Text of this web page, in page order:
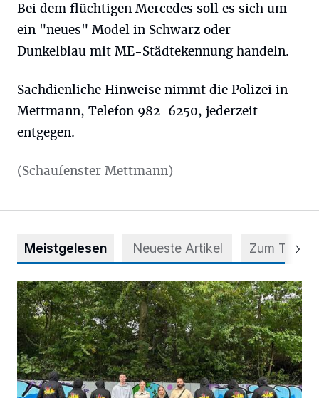
Bei dem flüchtigen Mercedes soll es sich um
ein "neues" Model in Schwarz oder
Dunkelblau mit ME-Städtekennung handeln.
Sachdienliche Hinweise nimmt die Polizei in
Mettmann, Telefon 982-6250, jederzeit
entgegen.
(Schaufenster Mettmann)
Meistgelesen Neueste Artikel Zum Thema
Aus Grau wird Haltung